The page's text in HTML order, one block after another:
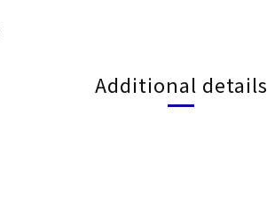
Additional details